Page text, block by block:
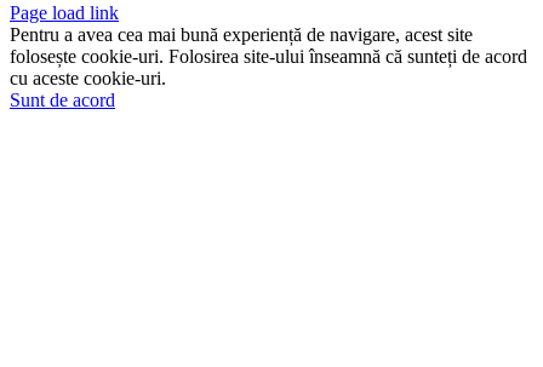
Page load link
Pentru a avea cea mai bună experiență de navigare, acest site
folosește cookie-uri. Folosirea site-ului înseamnă că sunteți de acord
cu aceste cookie-uri.
Sunt de acord